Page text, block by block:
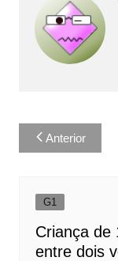
Navegação
de
Anterior
G1
Criança de
entre dois